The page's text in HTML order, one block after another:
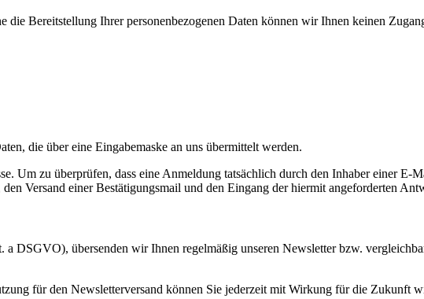
Bereitstellung Ihrer personenbezogenen Daten können wir Ihnen keinen
die über eine Eingabemaske an uns übermittelt werden.
Um zu überprüfen, dass eine Anmeldung tatsächlich durch den Inhaber einer E-
Versand einer Bestätigungsmail und den Eingang der hiermit angeforderten
übersenden wir Ihnen regelmäßig unseren Newsletter bzw.
für den Newsletterversand können Sie jederzeit mit Wirkung für die Zukunft